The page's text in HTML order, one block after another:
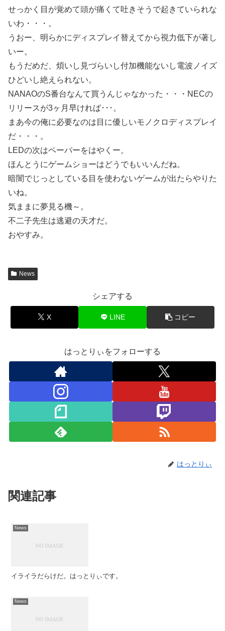
せっかく目が覚めて頭が痛くて吐きそうで起きていられな
いわ・・・。
うおー、明らかにディスプレイ替えてから視力低下が著し
いー。
もうだめだ、煩いし見づらいし付加機能ないし電波ノイズ
ひどいし絶えられない。
NANAOのS番台なんて買うんじゃなかった・・・NECの
リリースが3ヶ月早ければ･･･。
まあ今の俺に必要なのは目に優しいモノクロディスプレイ
だ・・・。
LEDの次はペーパーをはやくー。
ほんとうにゲームショーはどうでもいいんだね。
暗闇でじっとしている目を使わないゲームが出たらやりた
いね。
気ままに夢見る機～。
不二子先生は逃避の天才だ。
おやすみ。
News
シェアする
X LINE コピー
はっとりぃをフォローする
はっとりぃ
関連記事
News
イライラだらけだ。はっとりぃです。
News